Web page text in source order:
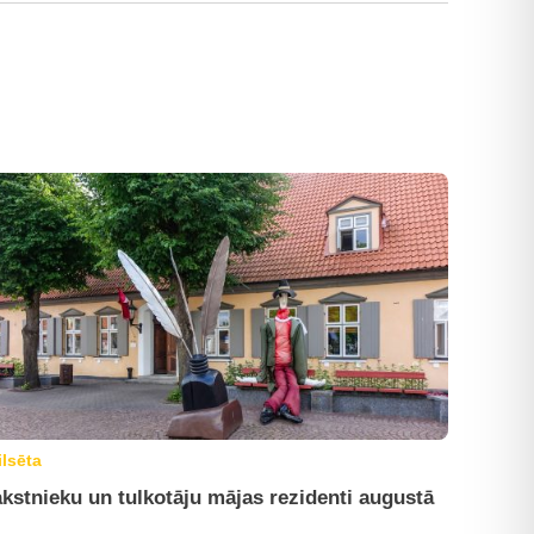
un tulkotāju mājas rezidenti augustā